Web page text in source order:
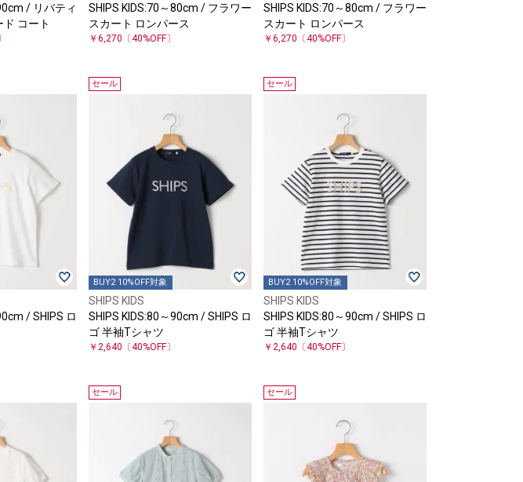
/ リバティ
ド コート
SHIPS KIDS:70～80cm / フラワー
スカート ロンパース
￥6,270 〔40%OFF〕
SHIPS KIDS:70～80cm / フラワー
スカート ロンパース
￥6,270 〔40%OFF〕
/ SHIPS ロ
セール
BUY2 10%OFF対象
SHIPS KIDS
SHIPS KIDS:80～90cm / SHIPS ロ
ゴ 半袖Tシャツ
￥2,640 〔40%OFF〕
セール
BUY2 10%OFF対象
SHIPS KIDS
SHIPS KIDS:80～90cm / SHIPS ロ
ゴ 半袖Tシャツ
￥2,640 〔40%OFF〕
セール セール